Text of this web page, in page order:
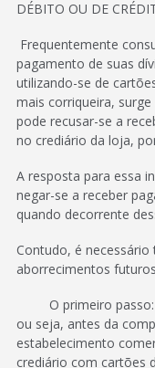
DÉBITO OU DE
Frequentemente
pagamento de suas
utilizando-se de
mais corriqueira,
pode recusar-se a
no crediário da loja,
A resposta para essa
negar-se a receber
quando decorrente
Contudo, é
aborrecimentos
O primeiro passo:
ou seja, antes da
estabelecimento
crediário com cartões